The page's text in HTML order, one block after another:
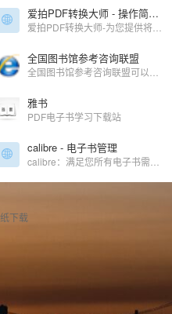
爱拍PDF转换大师 - 操作简单、功能实用的PDF转换软件
全国图书馆参考咨询联盟
雅书
PDF电子书学习下载站
calibre - 电子书管理
下载